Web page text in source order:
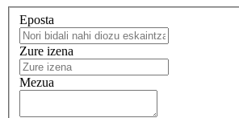
Eposta
Zure izena
Mezua